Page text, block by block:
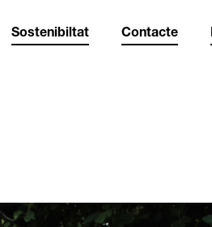
Sostenibiltat Contacte